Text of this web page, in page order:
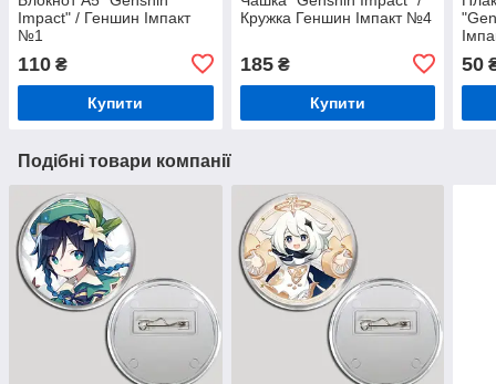
Impact" / Геншин Імпакт
№1
110 ₴
Купити
Кружка Геншин Імпакт №4
185₴
Купити
50
Подібні товари компанії